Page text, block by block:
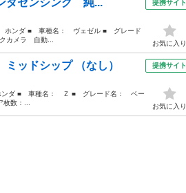
ンダ ■ 車種名： ヴェゼル ■ グレード
カメラ 自動...
提携サイト
お気に入り
ッドシップ （なし）
ダ ■ 車種名： Ｚ ■ グレード名： ベー
数：...
提携サイト
お気に入り